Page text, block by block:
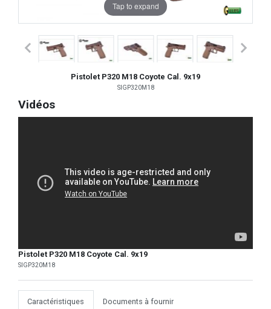
Tap to expand
Pistolet P320 M18 Coyote Cal. 9x19
SIGP320M18
Vidéos
Pistolet P320 M18 Coyote Cal. 9x19
SIGP320M18
Caractéristiques Documents à fournir